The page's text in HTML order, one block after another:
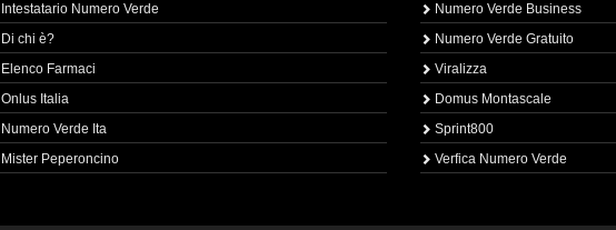
Intestatario Numero Verde
Di chi è?
Elenco Farmaci
Onlus Italia
Numero Verde Ita
Mister Peperoncino
Numero Verde Business
Numero Verde Gratuito
Viralizza
Domus Montascale
Sprint800
Verfica Numero Verde